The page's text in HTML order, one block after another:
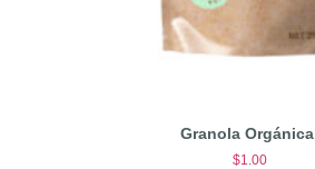
Granola Orgánica
$1.00